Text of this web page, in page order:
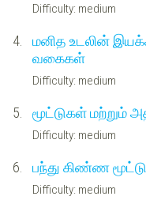
Difficulty: medium
4.
மனித உடலின்
வகைகள்
Difficulty: medium
5. மூட்டுகள்
Difficulty: medium
6. பந்து கிண்ண மூட்டு
Difficulty: medium